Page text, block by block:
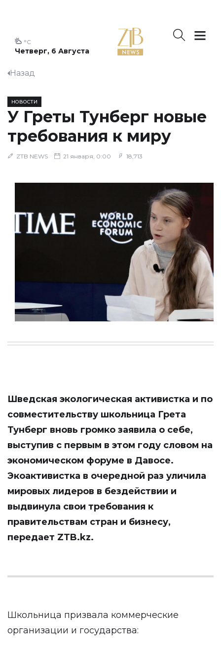
Четверг, 6 Августа
°C
Назад
НОВОСТИ
У Греты Тунберг новые
требования к миру
ZTB NEWS 21 января, 0:00 18,713
Шведская экологическая активистка и по
совместительству школьница Грета
Тунберг вновь громко заявила о себе,
выступив с первым в этом году словом на
экономическом форуме в Давосе.
Экоактивистка в очередной раз уличила
мировых лидеров в бездействии и
выдвинула свои требования к
правительствам стран и бизнесу,
передает ZTB.kz.
Школьница призвала коммерческие
организации и государства: